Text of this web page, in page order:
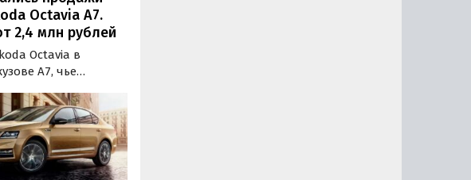
Octavia A7.
2,4 млн рублей
Octavia в
A7, чье
рынков
еще в 2020 году,
в продаже в
на него на одном
в январе